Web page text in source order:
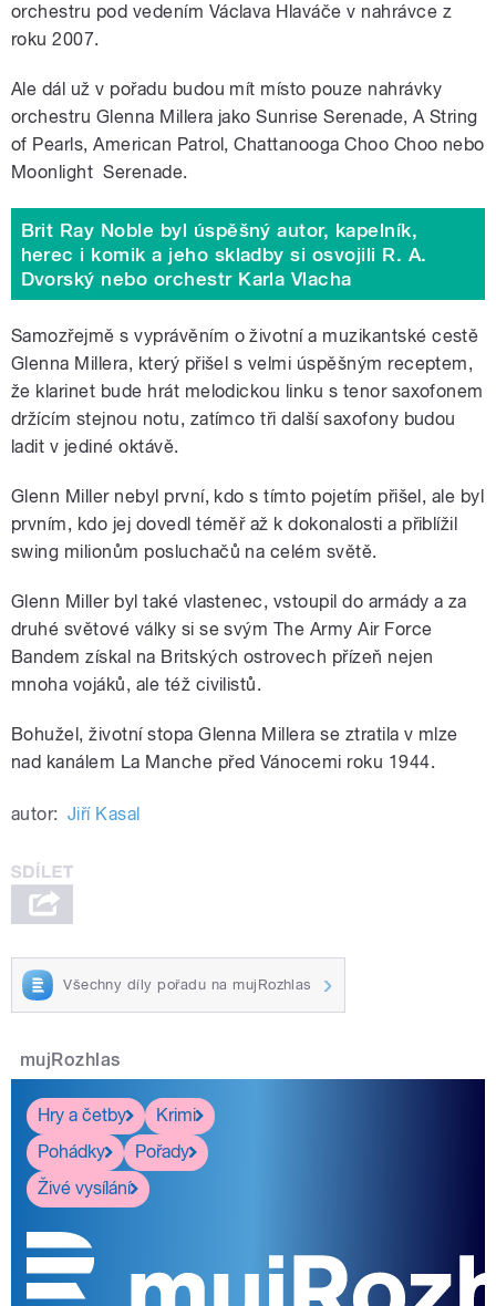
orchestru pod vedením Václava Hlaváče v nahrávce z
roku 2007.
Ale dál už v pořadu budou mít místo pouze nahrávky
orchestru Glenna Millera jako Sunrise Serenade, A String
of Pearls, American Patrol, Chattanooga Choo Choo nebo
Moonlight Serenade.
Brit Ray Noble byl úspěšný autor, kapelník,
herec i komik a jeho skladby si osvojili R. A.
Dvorský nebo orchestr Karla Vlacha
Samozřejmě s vyprávěním o životní a muzikantské cestě
Glenna Millera, který přišel s velmi úspěšným receptem,
že klarinet bude hrát melodickou linku s tenor saxofonem
držícím stejnou notu, zatímco tři další saxofony budou
ladit v jediné oktávě.
Glenn Miller nebyl první, kdo s tímto pojetím přišel, ale byl
prvním, kdo jej dovedl téměř až k dokonalosti a přiblížil
swing milionům posluchačů na celém světě.
Glenn Miller byl také vlastenec, vstoupil do armády a za
druhé světové války si se svým The Army Air Force
Bandem získal na Britských ostrovech přízeň nejen
mnoha vojáků, ale též civilistů.
Bohužel, životní stopa Glenna Millera se ztratila v mlze
nad kanálem La Manche před Vánocemi roku 1944.
autor: Jiří Kasal
Všechny díly pořadu na mujRozhlas
mujRozhlas
Hry a četby
Krimi
Pohádky
Pořady
Živé vysílání